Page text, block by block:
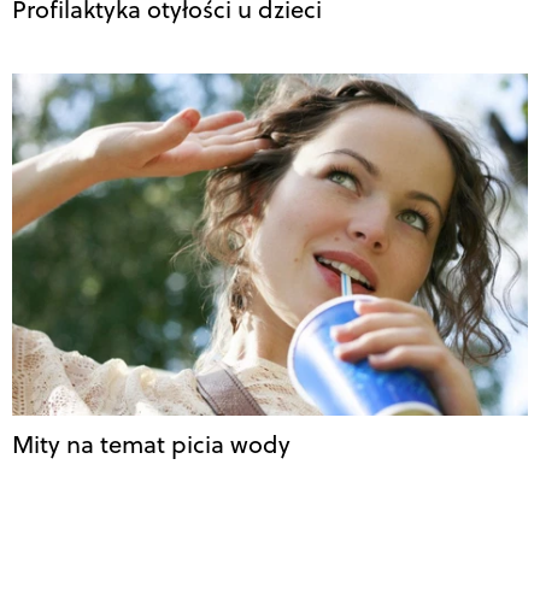
Profilaktyka otyłości u dzieci
Mity na temat picia wody